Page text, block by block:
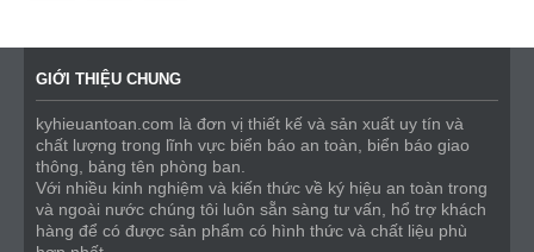
GIỚI THIỆU CHUNG
kyhieuantoan.com là đơn vị thiết kế và sản xuất uy tín và
chất lượng trong lĩnh vực biển báo an toàn, biển báo giao
thông, bảng tên phòng ban.
Với nhiều kinh nghiệm và kiến thức về ký hiệu an toàn trong
và ngoài nước chúng tôi luôn sẵn sàng tư vấn, hổ trợ khách
hàng để có được sản phẩm có hình thức và chất liệu phù